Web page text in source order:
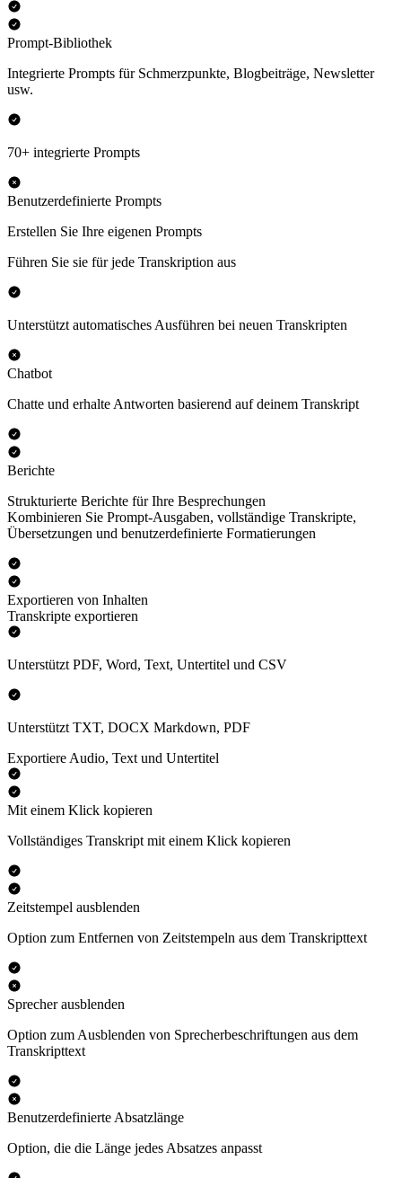
Prompt-Bibliothek
Integrierte Prompts für Schmerzpunkte, Blogbeiträge, Newsletter
usw.
70+ integrierte Prompts
Benutzerdefinierte Prompts
Erstellen Sie Ihre eigenen Prompts
Führen Sie sie für jede Transkription aus
Unterstützt automatisches Ausführen bei neuen Transkripten
Chatbot
Chatte und erhalte Antworten basierend auf deinem Transkript
Berichte
Strukturierte Berichte für Ihre Besprechungen
Kombinieren Sie Prompt-Ausgaben, vollständige Transkripte,
Übersetzungen und benutzerdefinierte Formatierungen
Exportieren von Inhalten
Transkripte exportieren
Unterstützt PDF, Word, Text, Untertitel und CSV
Unterstützt TXT, DOCX Markdown, PDF
Exportiere Audio, Text und Untertitel
Mit einem Klick kopieren
Vollständiges Transkript mit einem Klick kopieren
Zeitstempel ausblenden
Option zum Entfernen von Zeitstempeln aus dem Transkripttext
Sprecher ausblenden
Option zum Ausblenden von Sprecherbeschriftungen aus dem
Transkripttext
Benutzerdefinierte Absatzlänge
Option, die die Länge jedes Absatzes anpasst